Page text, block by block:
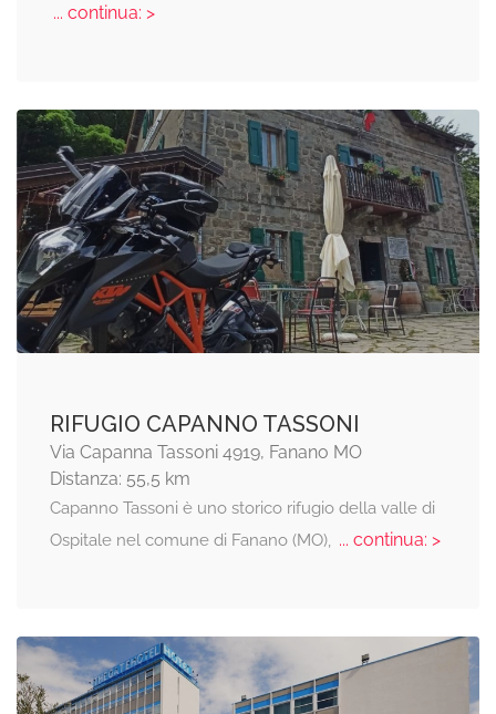
... continua: >
RIFUGIO CAPANNO TASSONI
Via Capanna Tassoni 4919, Fanano MO
Distanza: 55,5 km
Capanno Tassoni è uno storico rifugio della valle di
Ospitale nel comune di Fanano (MO),
... continua: >